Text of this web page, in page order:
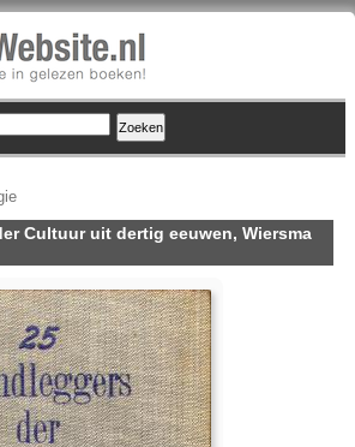
Cultuur uit dertig eeuwen, Wiersma